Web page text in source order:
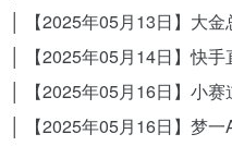
│ 【2025年05月13日】大
│ 【2025年05月14日】快
│ 【2025年05月16日】小
│ 【2025年05月16日】梦